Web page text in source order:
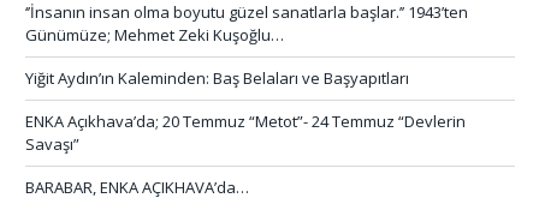
‘’İnsanın insan olma boyutu güzel sanatlarla başlar.’’ 1943’ten
Günümüze; Mehmet Zeki Kuşoğlu…
Yiğit Aydın’ın Kaleminden: Baş Belaları ve Başyapıtları
ENKA Açıkhava’da; 20 Temmuz “Metot”- 24 Temmuz “Devlerin
Savaşı”
BARABAR, ENKA AÇIKHAVA’da…